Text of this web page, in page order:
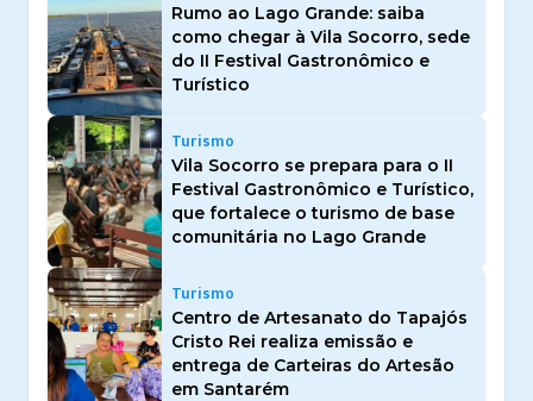
Rumo ao Lago Grande: saiba
como chegar à Vila Socorro, sede
do II Festival Gastronômico e
Turístico
Turismo
Vila Socorro se prepara para o II
Festival Gastronômico e Turístico,
que fortalece o turismo de base
comunitária no Lago Grande
Turismo
Centro de Artesanato do Tapajós
Cristo Rei realiza emissão e
entrega de Carteiras do Artesão
em Santarém